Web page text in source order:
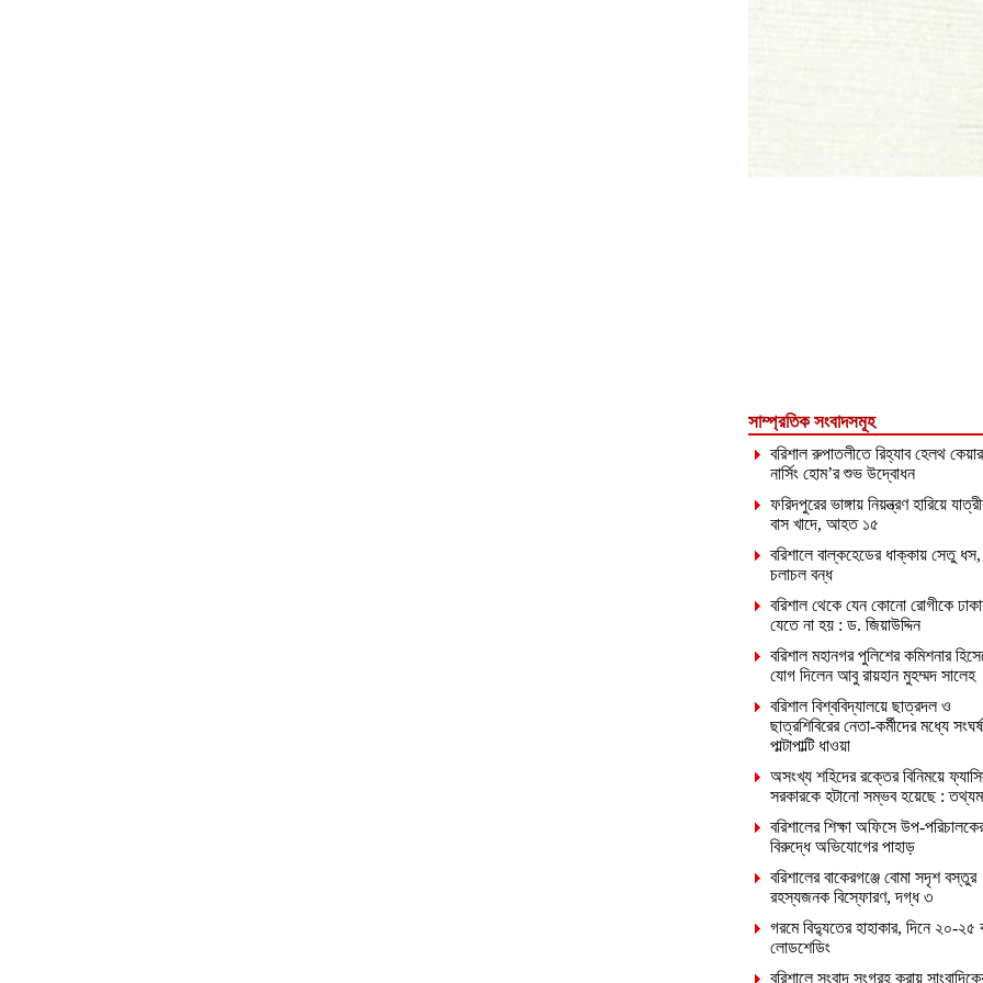
সাম্প্রতিক সংবাদসমূহ
বরিশাল রুপাতলীতে রিহ্যাব হেলথ
নার্সিং হোম’র শুভ উদ্বোধন
ফরিদপুরের ভাঙ্গায় নিয়ন্ত্রণ হারিয়ে
বাস খাদে, আহত ১৫
বরিশালে বাল্কহেডের ধাক্কায় সেতু ধস,
চলাচল বন্ধ
বরিশাল থেকে যেন কোনো রোগীকে
যেতে না হয় : ড. জিয়াউদ্দিন
বরিশাল মহানগর পুলিশের কমিশনার
যোগ দিলেন আবু রায়হান মুহম্মদ সালেহ
বরিশাল বিশ্ববিদ্যালয়ে ছাত্রদল ও
ছাত্রশিবিরের নেতা-কর্মীদের মধ্যে
পাল্টাপাল্টি ধাওয়া
অসংখ্য শহিদের রক্তের বিনিময়ে
সরকারকে হটানো সম্ভব হয়েছে :
বরিশালের শিক্ষা অফিসে উপ-
বিরুদ্ধে অভিযোগের পাহাড়
বরিশালের বাকেরগঞ্জে বোমা সদৃশ বস্তুর
রহস্যজনক বিস্ফোরণ, দগ্ধ ৩
গরমে বিদ্যুতের হাহাকার, দিনে ২০-২৫
লোডশেডিং
বরিশালে সংবাদ সংগ্রহ করায়